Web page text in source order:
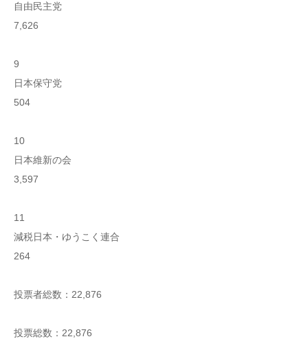
自由民主党
7,626
9
日本保守党
504
10
日本維新の会
3,597
11
減税日本・ゆうこく連合
264
投票者総数：22,876
投票総数：22,876